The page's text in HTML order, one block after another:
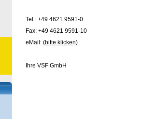
Tel.: +49 4621 9591-0
Fax: +49 4621 9591-10
eMail: (bitte klicken)
Ihre VSF GmbH